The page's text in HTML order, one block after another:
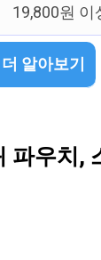
19,800원 이
알아보기
파우치,